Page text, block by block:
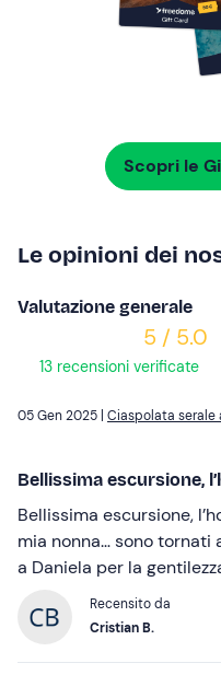
Scopri le
Le opinioni dei
Valutazione generale
5 / 5.0
13 recensioni verificate
05 Gen 2025 | Ciaspolata serale
Bellissima escursione,
Bellissima escursione,
mia nonna… sono tornati
a Daniela per la
Recensito da
Cristian B.